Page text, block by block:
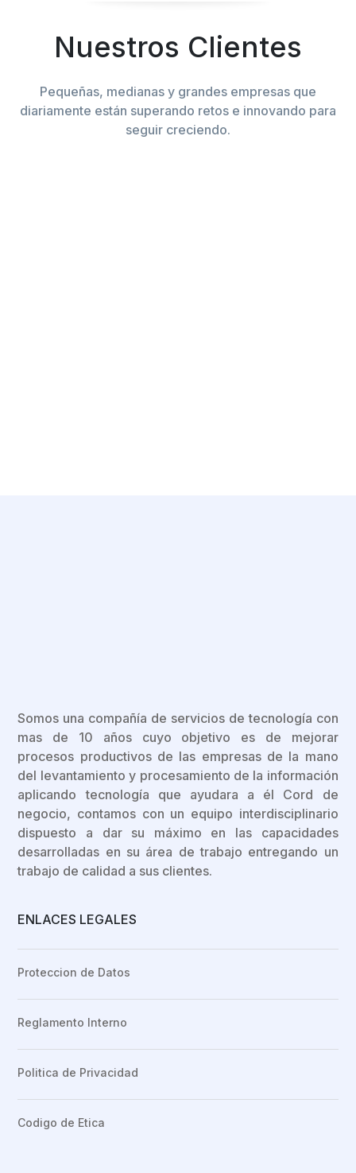
Nuestros Clientes
Pequeñas, medianas y grandes empresas que
diariamente están superando retos e innovando para
seguir creciendo.
Somos una compañía de servicios de tecnología con
mas de 10 años cuyo objetivo es de mejorar
procesos productivos de las empresas de la mano
del levantamiento y procesamiento de la información
aplicando tecnología que ayudara a él Cord de
negocio, contamos con un equipo interdisciplinario
dispuesto a dar su máximo en las capacidades
desarrolladas en su área de trabajo entregando un
trabajo de calidad a sus clientes.
ENLACES LEGALES
Proteccion de Datos
Reglamento Interno
Politica de Privacidad
Codigo de Etica